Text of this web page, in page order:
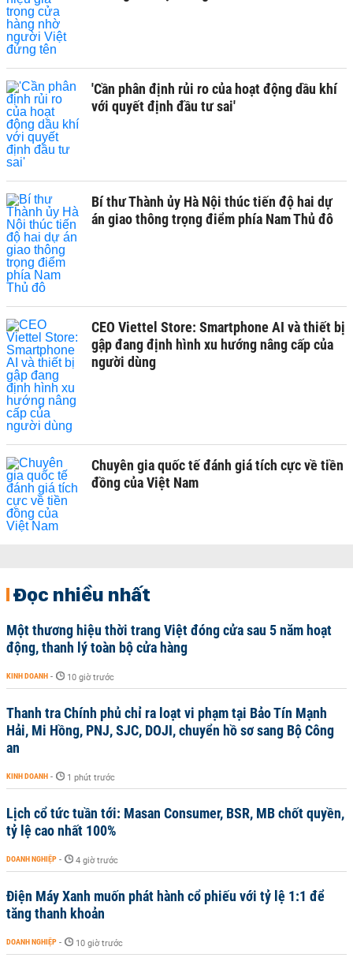
'Cần phân định rủi ro của hoạt động dầu khí
với quyết định đầu tư sai'
Bí thư Thành ủy Hà Nội thúc tiến độ hai dự
án giao thông trọng điểm phía Nam Thủ đô
CEO Viettel Store: Smartphone AI và thiết bị
gập đang định hình xu hướng nâng cấp của
người dùng
Chuyên gia quốc tế đánh giá tích cực về tiền
đồng của Việt Nam
Đọc nhiều nhất
Một thương hiệu thời trang Việt đóng cửa sau 5 năm hoạt
động, thanh lý toàn bộ cửa hàng
KINH DOANH - 10 giờ trước
Thanh tra Chính phủ chỉ ra loạt vi phạm tại Bảo Tín Mạnh
Hải, Mi Hồng, PNJ, SJC, DOJI, chuyển hồ sơ sang Bộ Công
an
KINH DOANH - 1 phút trước
Lịch cổ tức tuần tới: Masan Consumer, BSR, MB chốt quyền,
tỷ lệ cao nhất 100%
DOANH NGHIỆP - 4 giờ trước
Điện Máy Xanh muốn phát hành cổ phiếu với tỷ lệ 1:1 để
tăng thanh khoản
DOANH NGHIỆP - 10 giờ trước